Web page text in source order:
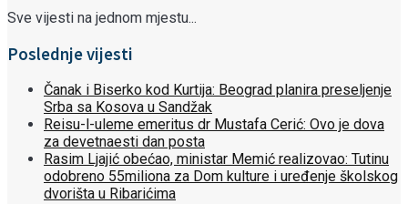
Sve vijesti na jednom mjestu...
Poslednje vijesti
Čanak i Biserko kod Kurtija: Beograd planira preseljenje
Srba sa Kosova u Sandžak
Reisu-l-uleme emeritus dr Mustafa Cerić: Ovo je dova
za devetnaesti dan posta
Rasim Ljajić obećao, ministar Memić realizovao: Tutinu
odobreno 55miliona za Dom kulture i uređenje školskog
dvorišta u Ribarićima